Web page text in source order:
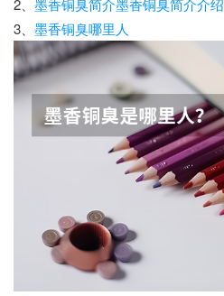
2、 墨香铜臭简介墨香铜臭简介介绍
3、 墨香铜臭哪里人